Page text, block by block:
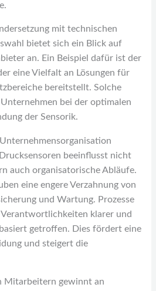
mit technischen
bietet sich ein Blick auf
an. Ein Beispiel dafür ist der
eine Vielfalt an Lösungen für
bereitstellt. Solche
bei der optimalen
der Sensorik.
beeinflusst nicht
auch organisatorische Abläufe.
eine engere Verzahnung von
und Wartung. Prozesse
klarer und
getroffen. Dies fördert eine
und steigert die
Mitarbeitern gewinnt an